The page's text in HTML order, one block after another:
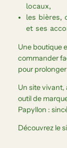
locaux,
les bières,
et ses
Une boutique
commander
pour
Un site vivant,
outil de
Papyllon :
Découvrez le